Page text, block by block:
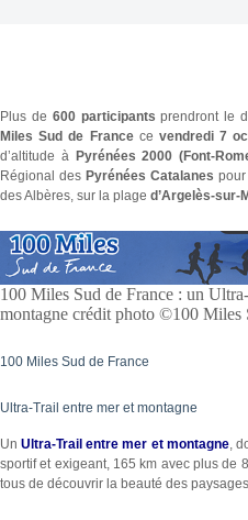
Plus de 600 participants prendront le
Miles Sud de Francece vendredi 7
d’altitude à Pyrénées 2000 (Font-
Régional des Pyrénées Catalanes
des Albères, sur la plage d’Argelès-sur-
100 Miles Sud de France : un
montagne crédit photo ©100 Miles
100 Miles Sud de France
Ultra-Trail entre mer et montagne
UnUltra-Trail entre mer et montagne,
sportif et exigeant, 165 km avec plus de
tous de découvrir la beauté des